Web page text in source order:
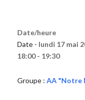
Date/heure
Date - lundi 17 mai
18:00 - 19:30
Groupe : AA "Notre